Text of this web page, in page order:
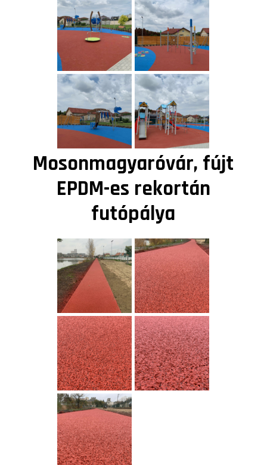
Mosonmagyaróvár, fújt
EPDM-es rekortán
futópálya